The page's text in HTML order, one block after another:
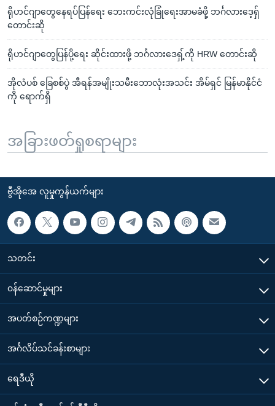
ရိုဟင်ဂျာတွေနေရပ်ပြန်ရေး ဘေးကင်းလုံခြုံရေးအာမခံဖို့ ဘင်္ဂလားဒေ့ရှ်
တောင်းဆို
ရိုဟင်ဂျာတွေပြန်ပို့ရေး ဆိုင်းထားဖို့ ဘင်္ဂလားဒေရှ့်ကို HRW တောင်းဆို
အိုလံပစ် ခြေစစ်ပွဲ အီရန်အမျိုးသမီးဘောလုံးအသင်း အိမ်ရှင် မြန်မာနိုင်ငံ
ကို ရောက်ရှိ
အခြားဖတ်ရှုစရာများ
ဗွီအိုအေ လူမှုကွန်ယက်များ
သတင်း
၀န်ဆောင်မှုများ
အပတ်စဉ်ကဏ္ဍများ
အင်္ဂလိပ်သင်ခန်းစာများ
ရေဒီယို